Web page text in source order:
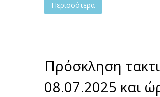
Περισσότερα
Πρόσκληση
08.07.2025 και